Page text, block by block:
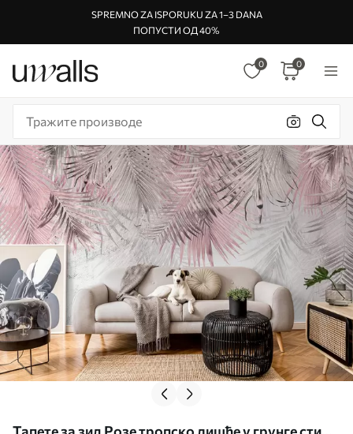
SPREMNO ZA ISPORUKU ZA 1–3 DANA
ПОПУСТИ ОД 40%
0 0